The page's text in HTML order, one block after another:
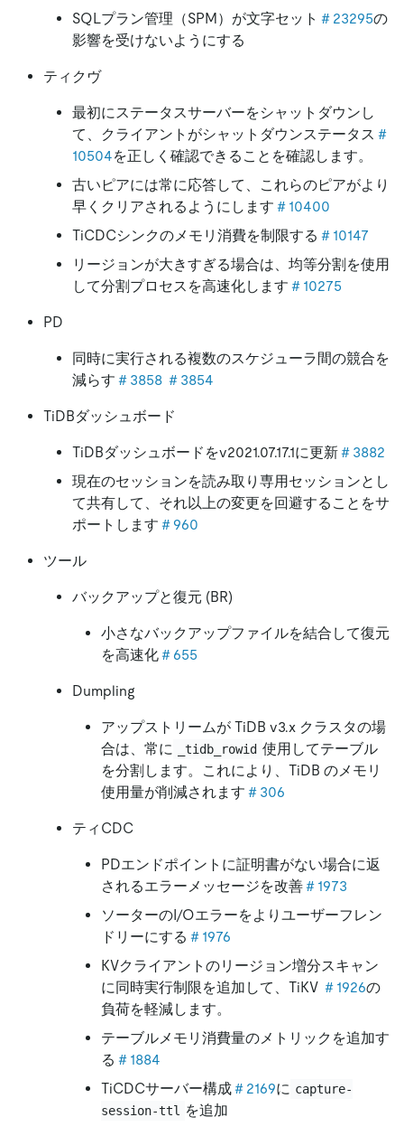
SQLプラン管理（SPM）が文字セット ＃23295の
影響を受けないようにする
ティクヴ
最初にステータスサーバーをシャットダウンし
て、クライアントがシャットダウンステータス ＃
10504を正しく確認できることを確認します。
古いピアには常に応答して、これらのピアがより
早くクリアされるようにします ＃10400
TiCDCシンクのメモリ消費を制限する ＃10147
リージョンが大きすぎる場合は、均等分割を使用
して分割プロセスを高速化します ＃10275
PD
同時に実行される複数のスケジューラ間の競合を
減らす ＃3858 ＃3854
TiDBダッシュボード
TiDBダッシュボードをv2021.07.17.1に更新＃3882
現在のセッションを読み取り専用セッションとし
て共有して、それ以上の変更を回避することをサ
ポートします ＃960
ツール
バックアップと復元 (BR)
小さなバックアップファイルを結合して復元
を高速化＃655
Dumpling
アップストリームが TiDB v3.x クラスタの場
合は、常に
_tidb_rowid 使用してテーブル
を分割します。これにより、TiDB のメモリ
使用量が削減されます ＃306
ティCDC
PDエンドポイントに証明書がない場合に返
されるエラーメッセージを改善＃1973
ソーターのI/Oエラーをよりユーザーフレン
ドリーにする ＃1976
KVクライアントのリージョン増分スキャン
に同時実行制限を追加して、TiKV ＃1926の
負荷を軽減します。
テーブルメモリ消費量のメトリックを追加す
る ＃1884
TiCDCサーバー構成＃2169に capture-
session-ttl
を追加